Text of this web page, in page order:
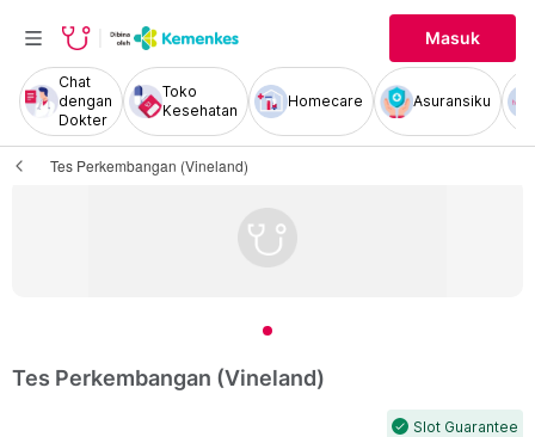
Masuk
Chat
dengan
Dokter
Toko
Kesehatan
Homecare Asuransiku
Tes Perkembangan (Vineland)
Tes Perkembangan (Vineland)
check Slot Guarantee